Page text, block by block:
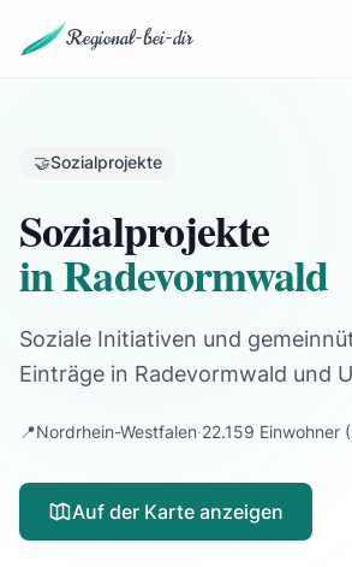
Regional-bei-dir
🤝Sozialprojekte
Sozialprojekte
in Radevormwald
Soziale Initiativen und
Einträge in Radevormwald und
📍Nordrhein-Westfalen·22.159 Einwohner
Auf der Karte anzeigen